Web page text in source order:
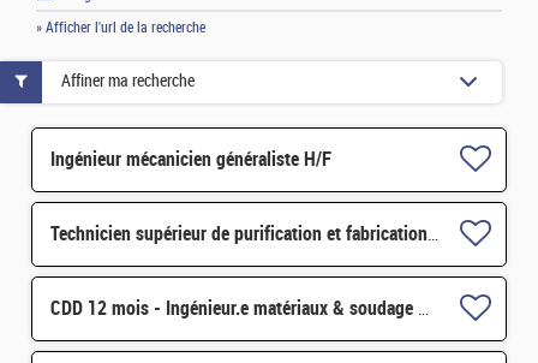
» Afficher l'url de la recherche
Ingénieur mécanicien généraliste H/F
Technicien supérieur de purification et fabrication en chaine blindée H/F
CDD 12 mois - Ingénieur.e matériaux & soudage H/F
Affiner ma recherche